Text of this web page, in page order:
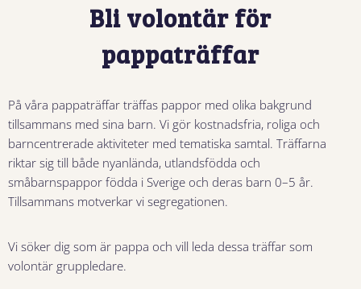
Bli volontär för
pappaträffar
På våra pappaträffar träffas pappor med olika bakgrund
tillsammans med sina barn. Vi gör kostnadsfria, roliga och
barncentrerade aktiviteter med tematiska samtal. Träffarna
riktar sig till både nyanlända, utlandsfödda och
småbarnspappor födda i Sverige och deras barn 0–5 år.
Tillsammans motverkar vi segregationen.
Vi söker dig som är pappa och vill leda dessa träffar som
volontär gruppledare.